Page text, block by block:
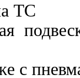
ТС
с